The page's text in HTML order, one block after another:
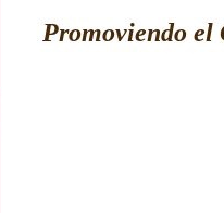
Promoviendo el